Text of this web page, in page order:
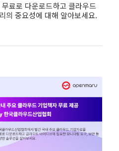
료로 다운로드하고 클라우드
의 중요성에 대해 알아보세요.